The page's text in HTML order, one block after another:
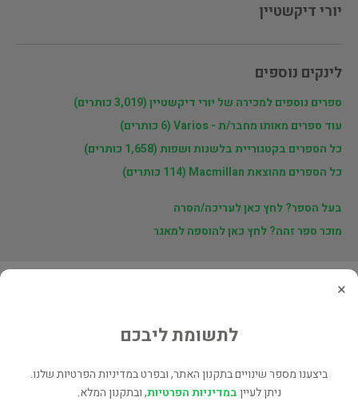
יורי דיקשטיין
לינקים נוספים
ספרים נוספים למכירה של יורי דיקשטיין (3,019 כותרים)
עוד ספרים מאותו מחבר/ת - Varios (6 כותרים)
כל הספרים בקטגוריית בלשנות ושפות (1,658 כותרים)
כל הספרים מהוצאת Macmillan (114 כותרים)
בעל הספר? לחץ כאן לעריכה/הסרה
מוכר ספר זהה? לחץ כאן להוספה למאגר
ספרים נוספים מאת Varios
New English 900, Book 5
×
לתשומת ליבכם
ביצענו מספר שינויים בתקנון האתר, ובפרט במדיניות הפרטיות שלנו.
ניתן לעייןבמדיניות הפרטיות, ובתקנון המלא.